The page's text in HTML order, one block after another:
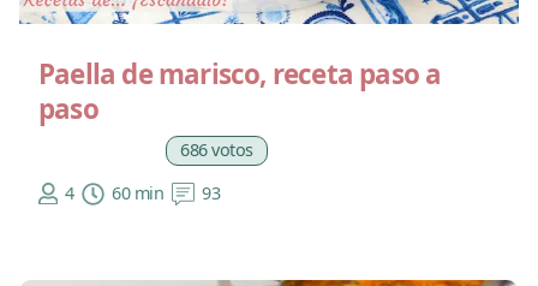
Paella de marisco, receta paso a
paso
686 votos
4
60 min 93